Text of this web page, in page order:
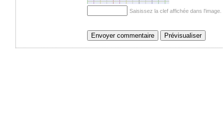
Saisissez la clef affichée dans